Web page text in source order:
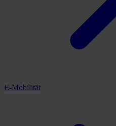
E-Mobilität